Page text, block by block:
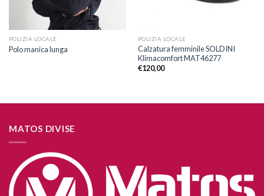
POLIZIA LOCALE
Polo manica lunga
POLIZIA LOCALE
Calzatura femminile SOLDINI
Klimacomfort MAT46277
€120,00
MATOS DIVISE